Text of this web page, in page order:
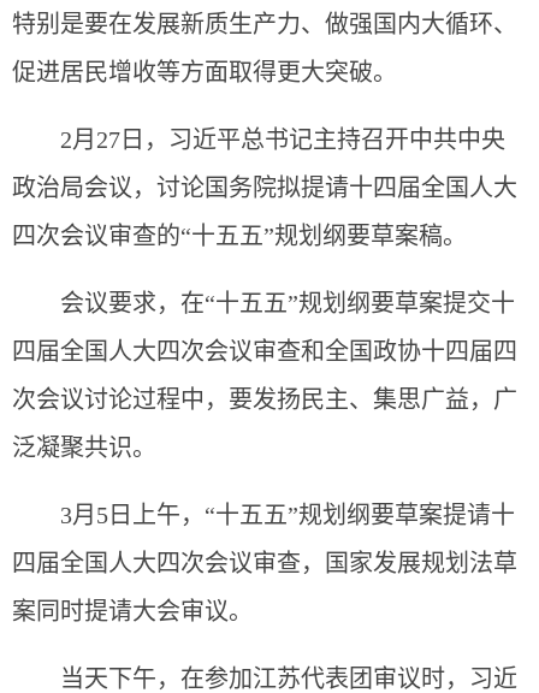
特别是要在发展新质生产力、做强国内大循环、
促进居民增收等方面取得更大突破。
2月27日，习近平总书记主持召开中共中央
政治局会议，讨论国务院拟提请十四届全国人大
四次会议审查的“十五五”规划纲要草案稿。
会议要求，在“十五五”规划纲要草案提交十
四届全国人大四次会议审查和全国政协十四届四
次会议讨论过程中，要发扬民主、集思广益，广
泛凝聚共识。
3月5日上午，“十五五”规划纲要草案提请十
四届全国人大四次会议审查，国家发展规划法草
案同时提请大会审议。
当天下午，在参加江苏代表团审议时，习近